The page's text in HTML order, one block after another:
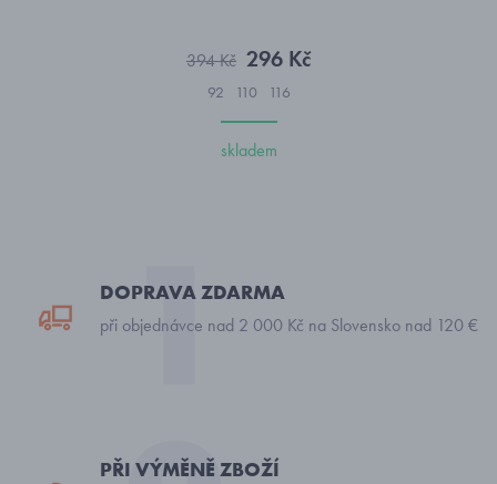
394 Kč 296 Kč
92 110 116
skladem
DOPRAVA ZDARMA
při objednávce nad 2 000 Kč na Slovensko nad 120 €
PŘI VÝMĚNĚ ZBOŽÍ